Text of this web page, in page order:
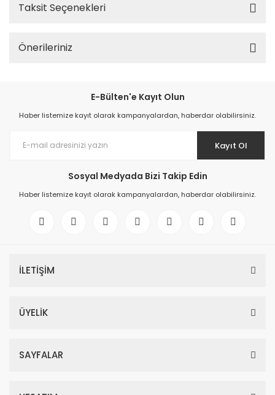
Taksit Seçenekleri
Önerileriniz
E-Bülten'e Kayıt Olun
Haber listemize kayıt olarak kampanyalardan, haberdar olabilirsiniz.
Kayıt Ol
Sosyal Medyada Bizi Takip Edin
Haber listemize kayıt olarak kampanyalardan, haberdar olabilirsiniz.
İLETİŞİM
ÜYELİK
SAYFALAR